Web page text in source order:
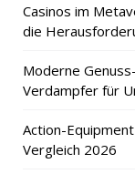
Casinos im
die
Moderne
Verdampfer für
Action-
Vergleich 2026